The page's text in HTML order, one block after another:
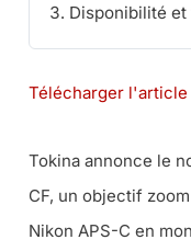
Disponibilité
Télécharger l'article
Tokina annonce le
CF, un objectif
Nikon APS-C en